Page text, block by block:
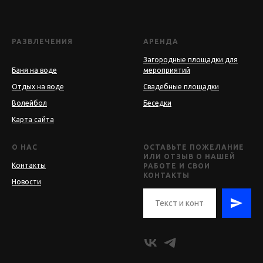
РАЗВЛЕЧЕНИЯ
Баня на воде
Отдых на воде
Волейбол
Карта сайта
АРЕНДА
Загородные площадки для
мероприятий
Свадебные площадки
Беседки
О НАС
Контакты
Новости
ОСТАВЬТЕ ПОЖЕЛАНИЕ
ИЛИ ОТЗЫВ О НАШЕЙ
РАБОТЕ И СВОИ
КОНТАКТЫ